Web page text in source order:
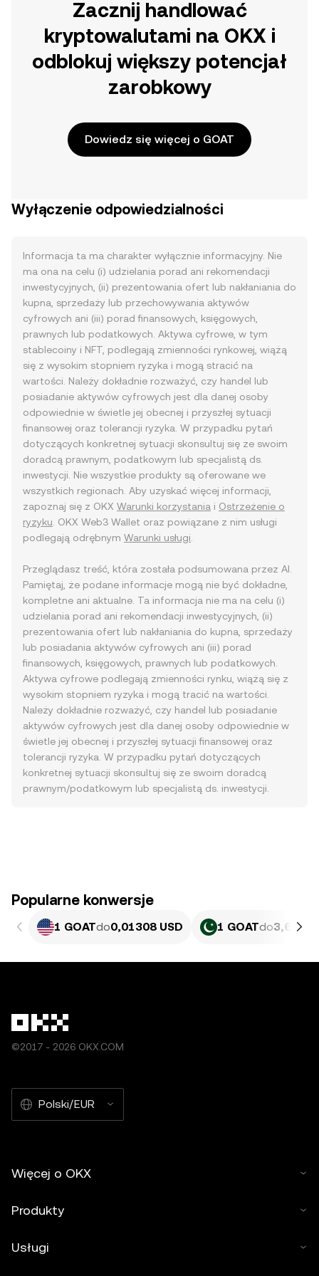
Zacznij handlować
kryptowalutami na OKX i
odblokuj większy potencjał
zarobkowy
Dowiedz się więcej o GOAT
Wyłączenie odpowiedzialności
Informacja ta ma charakter wyłącznie informacyjny. Nie
ma ona na celu (i) udzielania porad ani rekomendacji
inwestycyjnych, (ii) prezentowania ofert lub nakłaniania do
kupna, sprzedaży lub przechowywania aktywów
cyfrowych ani (iii) porad finansowych, księgowych,
prawnych lub podatkowych. Aktywa cyfrowe, w tym
stablecoiny i NFT, podlegają zmienności rynkowej, wiążą
się z wysokim stopniem ryzyka i mogą stracić na
wartości. Należy dokładnie rozważyć, czy handel lub
posiadanie aktywów cyfrowych jest dla danej osoby
odpowiednie w świetle jej obecnej i przyszłej sytuacji
finansowej oraz tolerancji ryzyka. W przypadku pytań
dotyczących konkretnej sytuacji skonsultuj się ze swoim
doradcą prawnym, podatkowym lub specjalistą ds.
inwestycji. Nie wszystkie produkty są oferowane we
wszystkich regionach. Aby uzyskać więcej informacji,
zapoznaj się z OKX Warunki korzystania i Ostrzeżenie o
ryzyku . OKX Web3 Wallet oraz powiązane z nim usługi
podlegają odrębnym Warunki usługi
Przeglądasz treść, która została podsumowana przez AI.
Pamiętaj, że podane informacje mogą nie być dokładne,
kompletne ani aktualne. Ta informacja nie ma na celu (i)
udzielania porad ani rekomendacji inwestycyjnych, (ii)
prezentowania ofert lub nakłaniania do kupna, sprzedaży
lub posiadania aktywów cyfrowych ani (iii) porad
finansowych, księgowych, prawnych lub podatkowych.
Aktywa cyfrowe podlegają zmienności rynku, wiążą się z
wysokim stopniem ryzyka i mogą tracić na wartości.
Należy dokładnie rozważyć, czy handel lub posiadanie
aktywów cyfrowych jest dla danej osoby odpowiednie w
świetle jej obecnej i przyszłej sytuacji finansowej oraz
tolerancji ryzyka. W przypadku pytań dotyczących
konkretnej sytuacji skonsultuj się ze swoim doradcą
prawnym/podatkowym lub specjalistą ds. inwestycji.
Popularne konwersje
1 GOATdo0,01308 USD 1 GOATdo3,632
©2017 - 2026 OKX.COM
Polski/EUR
Więcej o OKX
Produkty
Usługi